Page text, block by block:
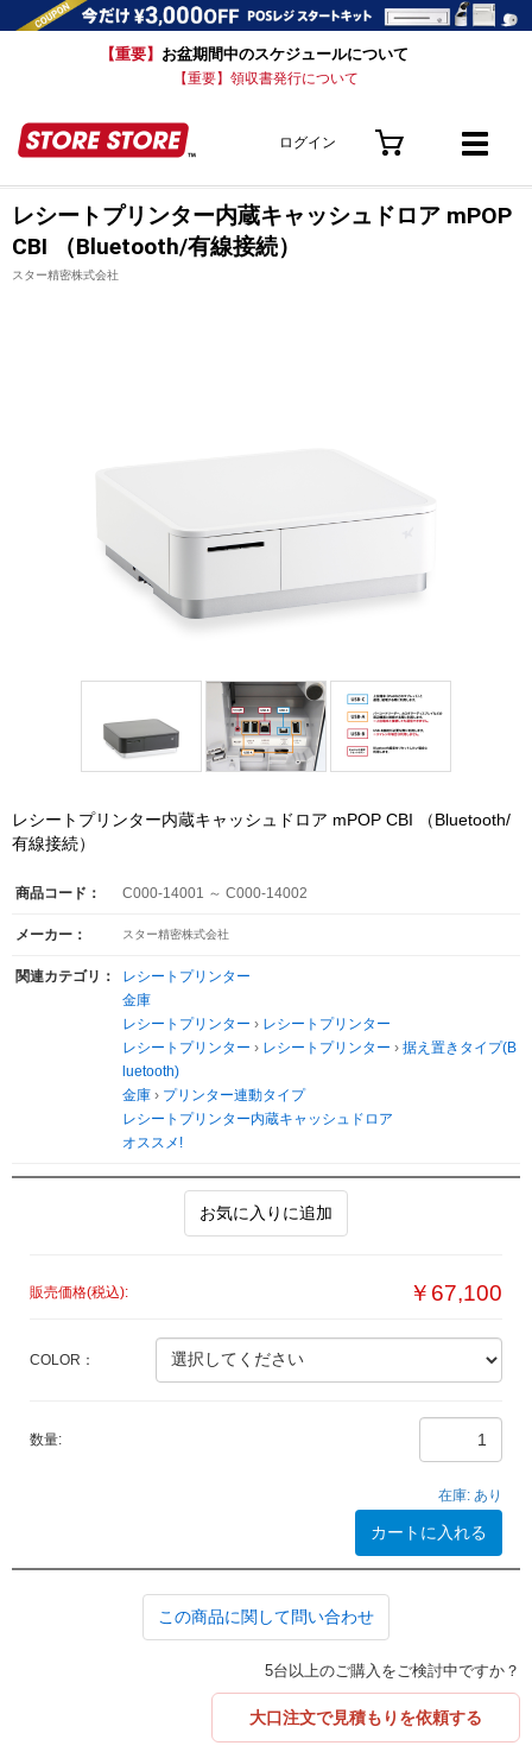
【重要】 お盆期間中のスケジュールについて
【重要】領収書発行について
ログイン
レシートプリンター内蔵キャッシュドロア mPOP
CBI （Bluetooth/有線接続）
スター精密株式会社
レシートプリンター内蔵キャッシュドロア mPOP CBI （Bluetooth/
有線接続）
商品コード： C000-14001 ～ C000-14002
メーカー： スター精密株式会社
関連カテゴリ：
レシートプリンター
金庫
レシートプリンター › レシートプリンター
レシートプリンター › レシートプリンター › 据え置きタイプ(B
luetooth)
金庫 › プリンター連動タイプ
レシートプリンター内蔵キャッシュドロア
オススメ!
お気に入りに追加
販売価格(税込): ￥67,100
COLOR：
数量:
在庫: あり
カートに入れる
この商品に関して問い合わせ
5台以上のご購入をご検討中ですか？
大口注文で見積もりを依頼する